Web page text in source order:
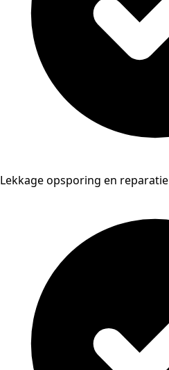
Lekkage opsporing en reparatie